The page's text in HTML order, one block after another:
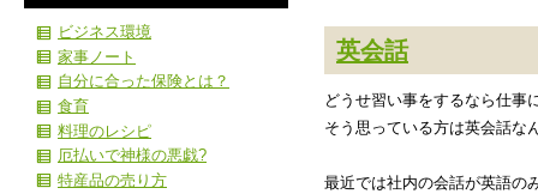
英会話
どうせ習い事をするなら仕事
そう思っている方は英会話な
最近では社内の会話が英語の
ビジネス環境
家事ノート
自分に合った保険とは？
食育
料理のレシピ
厄払いで神様の悪戯?
特産品の売り方